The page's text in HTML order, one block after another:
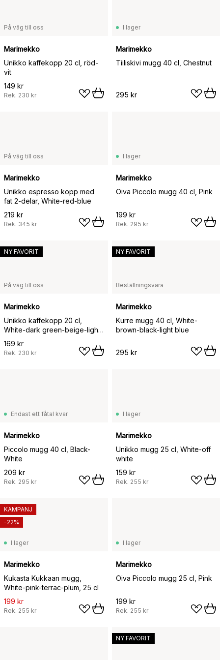
På väg till oss
Marimekko
Unikko kaffekopp 20 cl, röd-
vit
149 kr
Rek. 230 kr
I lager
Marimekko
Tiiliskivi mugg 40 cl, Chestnut
295 kr
På väg till oss
Marimekko
Unikko espresso kopp med
fat 2-delar, White-red-blue
219 kr
Rek. 345 kr
I lager
Marimekko
Oiva Piccolo mugg 40 cl, Pink
199 kr
Rek. 295 kr
På väg till oss
Marimekko
Unikko kaffekopp 20 cl,
White-dark green-beige-light
sand
169 kr
Rek. 230 kr
NY FAVORIT
Beställningsvara
Marimekko
Kurre mugg 40 cl, White-
brown-black-light blue
295 kr
NY FAVORIT
Endast ett fåtal kvar
Marimekko
Piccolo mugg 40 cl, Black-
White
209 kr
Rek. 295 kr
I lager
Marimekko
Unikko mugg 25 cl, White-off
white
159 kr
Rek. 255 kr
I lager
Marimekko
Kukasta Kukkaan mugg,
White-pink-terrac-plum, 25 cl
199 kr
Rek. 255 kr
KAMPANJ
-22%
I lager
Marimekko
Oiva Piccolo mugg 25 cl, Pink
199 kr
Rek. 255 kr
NY FAVORIT